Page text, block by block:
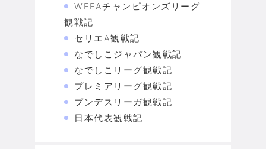
WEFAチャンピオンズリーグ
観戦記
セリエA観戦記
なでしこジャパン観戦記
なでしこリーグ観戦記
プレミアリーグ観戦記
ブンデスリーガ観戦記
日本代表観戦記